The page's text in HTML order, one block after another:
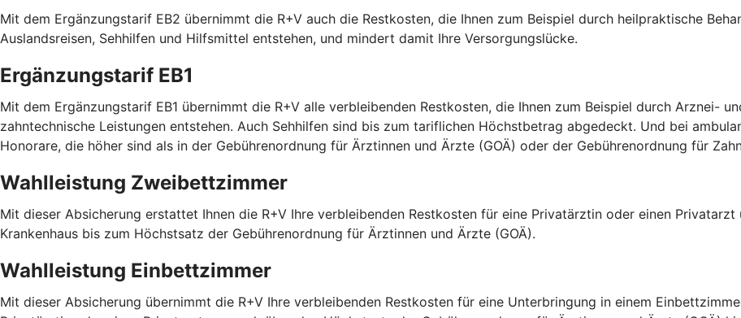
Mit dem Ergänzungstarif EB2 übernimmt die R+V auch die Restkosten, die Ihnen zum Beispiel durch heilpraktische
Auslandsreisen, Sehhilfen und Hilfsmittel entstehen, und mindert damit Ihre Versorgungslücke.
Ergänzungstarif EB1
Mit dem Ergänzungstarif EB1 übernimmt die R+V alle verbleibenden Restkosten, die Ihnen zum Beispiel durch Arznei-
zahntechnische Leistungen entstehen. Auch Sehhilfen sind bis zum tariflichen Höchstbetrag abgedeckt. Und bei
Honorare, die höher sind als in der Gebührenordnung für Ärztinnen und Ärzte (GOÄ) oder der Gebührenordnung für
Wahlleistung Zweibettzimmer
Mit dieser Absicherung erstattet Ihnen die R+V Ihre verbleibenden Restkosten für eine Privatärztin oder einen
Krankenhaus bis zum Höchstsatz der Gebührenordnung für Ärztinnen und Ärzte (GOÄ).
Wahlleistung Einbettzimmer
Mit dieser Absicherung übernimmt die R+V Ihre verbleibenden Restkosten für eine Unterbringung in einem